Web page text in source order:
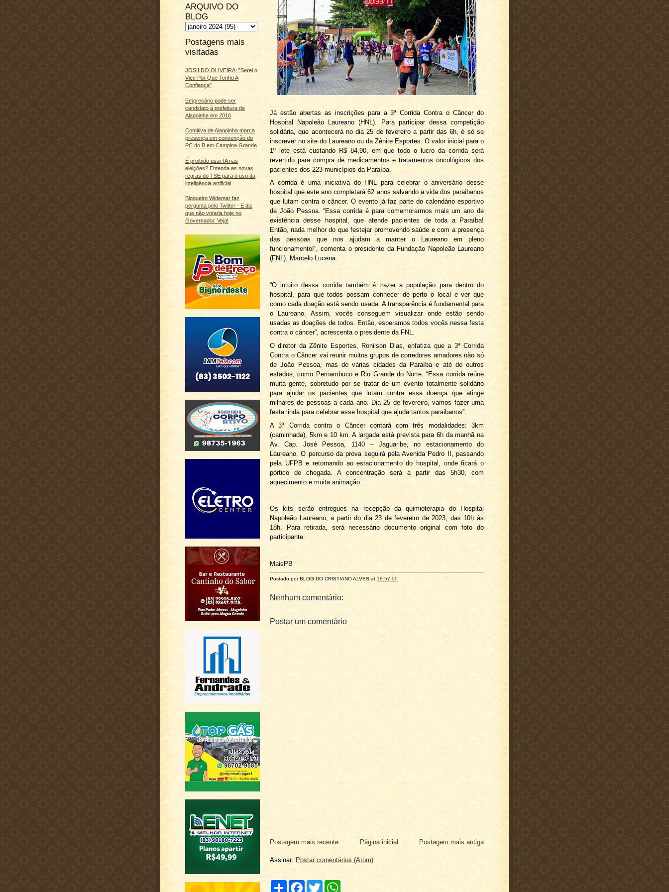
ARQUIVO DO
BLOG
Postagens mais
visitadas
JOSILDO OLIVEIRA: "Serei o
Vice Por Que Tenho A
Confiança"
Empresário pode ser
candidato à prefeitura de
Alagoinha em 2016
Comitiva de Alagoinha marca
presença em convenção do
PC do B em Campina Grande
É proibido usar IA nas
eleições? Entenda as novas
regras do TSE para o uso da
inteligência artificial
Blogueiro Widemar faz
pergunta pelo Twitter - E diz
que não votaria hoje no
Governador. Veja!
Já estão abertas as inscrições para a 3ª Corrida Contra o Câncer do
Hospital Napoleão Laureano (HNL). Para participar dessa competição
solidária, que acontecerá no dia 25 de fevereiro a partir das 6h, é só se
inscrever no site do Laureano ou da Zênite Esportes. O valor inicial para o
1º lote está custando R$ 84,90, em que todo o lucro da corrida será
revertido para compra de medicamentos e tratamentos oncológicos dos
pacientes dos 223 municípios da Paraíba.
A corrida é uma iniciativa do HNL para celebrar o aniversário desse
hospital que este ano completará 62 anos salvando a vida dos paraibanos
que lutam contra o câncer. O evento já faz parte do calendário esportivo
de João Pessoa. “Essa corrida é para comemorarmos mais um ano de
existência desse hospital, que atende pacientes de toda a Paraíba!
Então, nada melhor do que festejar promovendo saúde e com a presença
das pessoas que nos ajudam a manter o Laureano em pleno
funcionamento!”, comenta o presidente da Fundação Napoleão Laureano
(FNL), Marcelo Lucena.
“O intuito dessa corrida também é trazer a população para dentro do
hospital, para que todos possam conhecer de perto o local e ver que
como cada doação está sendo usada. A transparência é fundamental para
o Laureano. Assim, vocês conseguem visualizar onde estão sendo
usadas as doações de todos. Então, esperamos todos vocês nessa festa
contra o câncer”, acrescenta o presidente da FNL.
O diretor da Zênite Esportes, Ronilson Dias, enfatiza que a 3ª Corrida
Contra o Câncer vai reunir muitos grupos de corredores amadores não só
de João Pessoa, mas de várias cidades da Paraíba e até de outros
estados, como Pernambuco e Rio Grande do Norte. “Essa corrida reúne
muita gente, sobretudo por se tratar de um evento totalmente solidário
para ajudar os pacientes que lutam contra essa doença que atinge
milhares de pessoas a cada ano. Dia 25 de fevereiro, vamos fazer uma
festa linda para celebrar esse hospital que ajuda tantos paraibanos”.
A 3ª Corrida contra o Câncer contará com três modalidades: 3km
(caminhada), 5km e 10 km. A largada está prevista para 6h da manhã na
Av. Cap. José Pessoa, 1140 – Jaguaribe, no estacionamento do
Laureano. O percurso da prova seguirá pela Avenida Pedro II, passando
pela UFPB e retornando ao estacionamento do hospital, onde ficará o
pórtico de chegada. A concentração será a partir das 5h30, com
aquecimento e muita animação.
Os kits serão entregues na recepção da quimioterapia do Hospital
Napoleão Laureano, a partir do dia 23 de fevereiro de 2023, das 10h às
18h. Para retirada, será necessário documento original com foto do
participante.
MaisPB
Postado por BLOG DO CRISTIANO ALVES at 18:57:00
Nenhum comentário:
Postar um comentário
Postagem mais recente Postagem mais antiga
Página inicial
Assinar: Postar comentários (Atom)
C
F
T